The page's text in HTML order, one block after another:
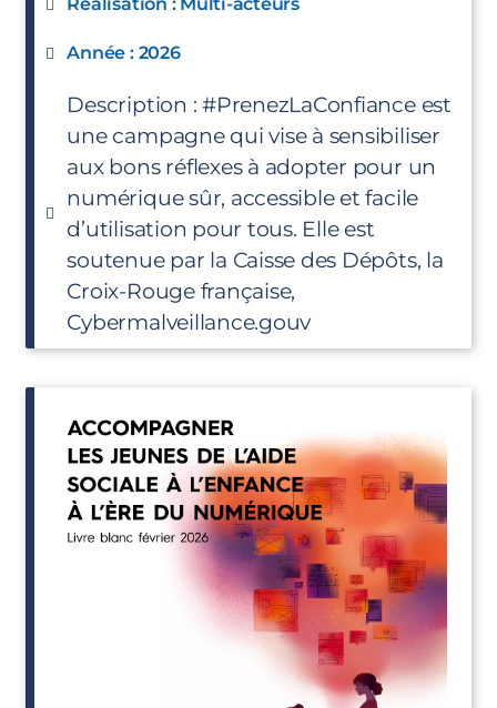
Année : 2026
Description : #PrenezLaConfiance est
une campagne qui vise à sensibiliser
aux bons réflexes à adopter pour un
numérique sûr, accessible et facile
d’utilisation pour tous. Elle est
soutenue par la Caisse des Dépôts, la
Croix-Rouge française,
Cybermalveillance.gouv